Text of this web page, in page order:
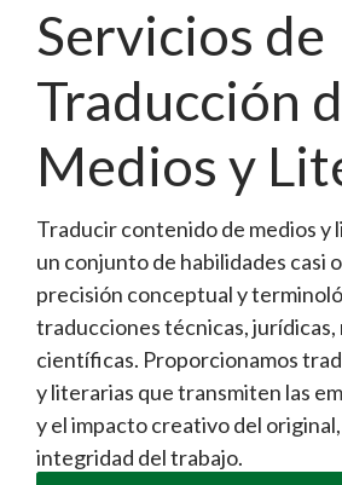
Servicios de
Traducción
Medios y
Traducir contenido de medios
un conjunto de habilidades casi
precisión conceptual y
traducciones técnicas, jurídicas,
científicas. Proporcionamos
y literarias que transmiten las
y el impacto creativo del
integridad del trabajo.